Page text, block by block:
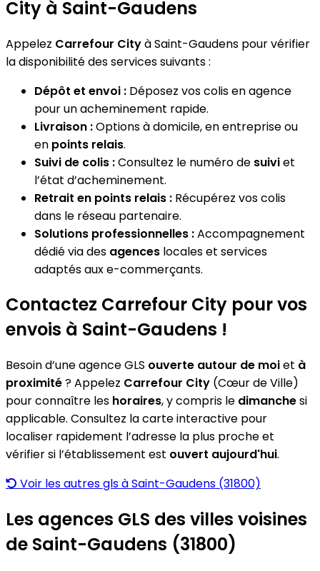
City à Saint-Gaudens
Appelez Carrefour Cityà Saint-Gaudens pour vérifier
la disponibilité des services suivants :
Dépôt et envoi : Déposez vos colis en agence
pour un acheminement rapide.
Livraison :Options à domicile, en entreprise ou
en points relais.
Suivi de colis :Consultez le numéro de suiviet
l’état d’acheminement.
Retrait en points relais : Récupérez vos colis
dans le réseau partenaire.
Solutions professionnelles :Accompagnement
dédié via des agences locales et services
adaptés aux e-commerçants.
Contactez Carrefour City pour vos
envois à Saint-Gaudens !
Besoin d’une agence GLS ouverte autour de moiet à
proximité? Appelez Carrefour City (Cœur de Ville)
pour connaître les horaires, y compris le dimanchesi
applicable. Consultez la carte interactive pour
localiser rapidement l’adresse la plus proche et
vérifier si l’établissement est ouvert aujourd'hui.
Voir les autres gls à Saint-Gaudens (31800)
Les agences GLS des villes voisines
de Saint-Gaudens (31800)